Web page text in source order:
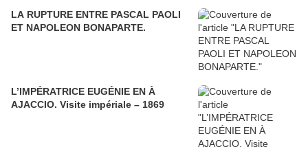
LA RUPTURE ENTRE PASCAL PAOLI
ET NAPOLEON BONAPARTE.
L’IMPÉRATRICE EUGÉNIE EN À
AJACCIO. Visite impériale – 1869